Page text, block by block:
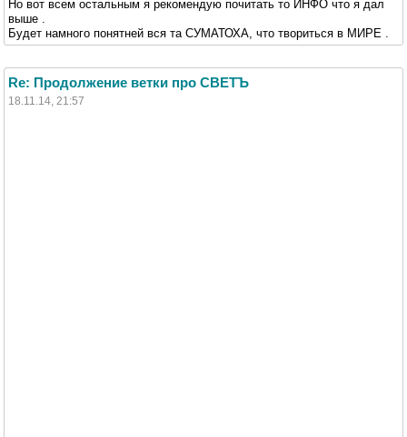
Но вот всем остальным я рекомендую почитать то ИНФО что я дал
выше .
Будет намного понятней вся та СУМАТОХА, что твориться в МИРЕ .
Re: Продолжение ветки про СВЕТЪ
18.11.14, 21:57